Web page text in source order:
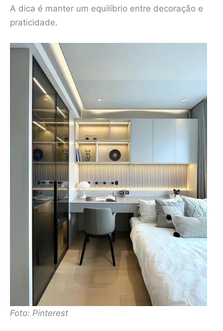
A dica é manter um equilíbrio entre decoração e
praticidade.
Foto: Pinterest